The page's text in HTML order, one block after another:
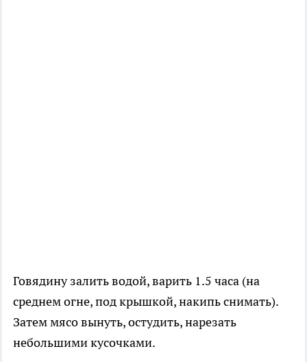
Говядину залить водой, варить 1.5 часа (на
среднем огне, под крышкой, накипь снимать).
Затем мясо вынуть, остудить, нарезать
небольшими кусочками.